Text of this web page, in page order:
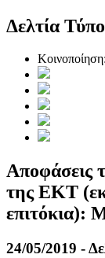
Δελτία
Κοινοποίηση:
Αποφάσεις
της ΕΚΤ
επιτόκια):
24/05/2019 -